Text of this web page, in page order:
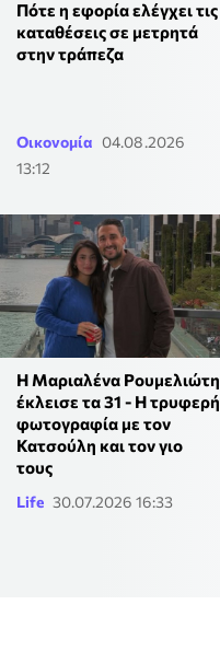
Πότε η εφορία ελέγχει τις
καταθέσεις σε μετρητά
στην τράπεζα
Οικονομία 04.08.2026
13:12
Η Μαριαλένα Ρουμελιώτη
έκλεισε τα 31 - Η τρυφερή
φωτογραφία με τον
Κατσούλη και τον γιο
τους
Life 30.07.2026 16:33